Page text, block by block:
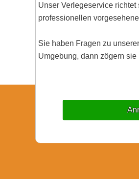
Unser Verlegeservice
professionellen
Sie haben Fragen zu
Umgebung, dann zögern